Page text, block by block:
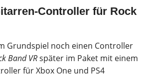
Controller für Rock
Grundspiel noch einen Controller
Band VRspäter im Paket mit einem
für Xbox One und PS4